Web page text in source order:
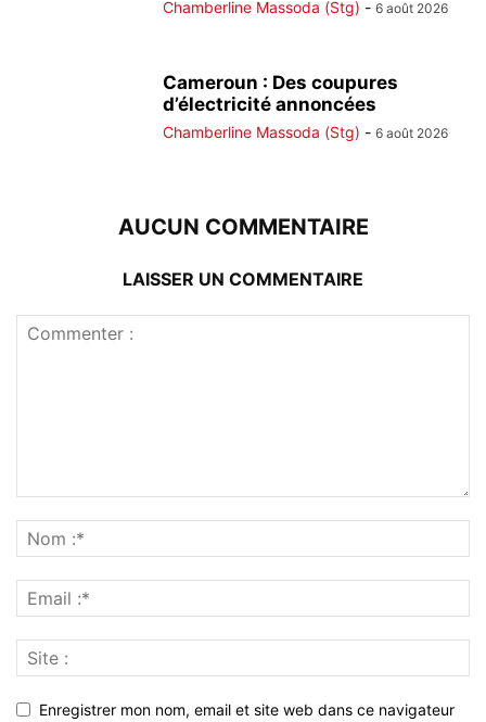
Chamberline Massoda (Stg) - 6 août 2026
Cameroun : Des coupures
d’électricité annoncées
Chamberline Massoda (Stg) - 6 août 2026
AUCUN COMMENTAIRE
LAISSER UN COMMENTAIRE
Enregistrer mon nom, email et site web dans ce navigateur